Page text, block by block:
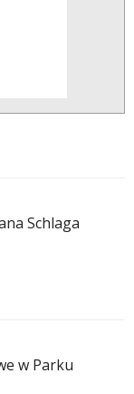
Schlaga
w Parku